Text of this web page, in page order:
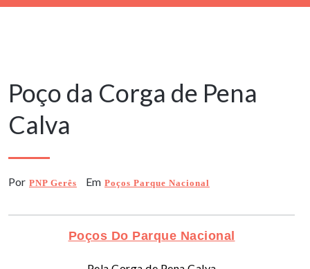
Poço da Corga de Pena
Calva
Por PNP Gerês Em Poços Parque Nacional
Poços Do Parque Nacional